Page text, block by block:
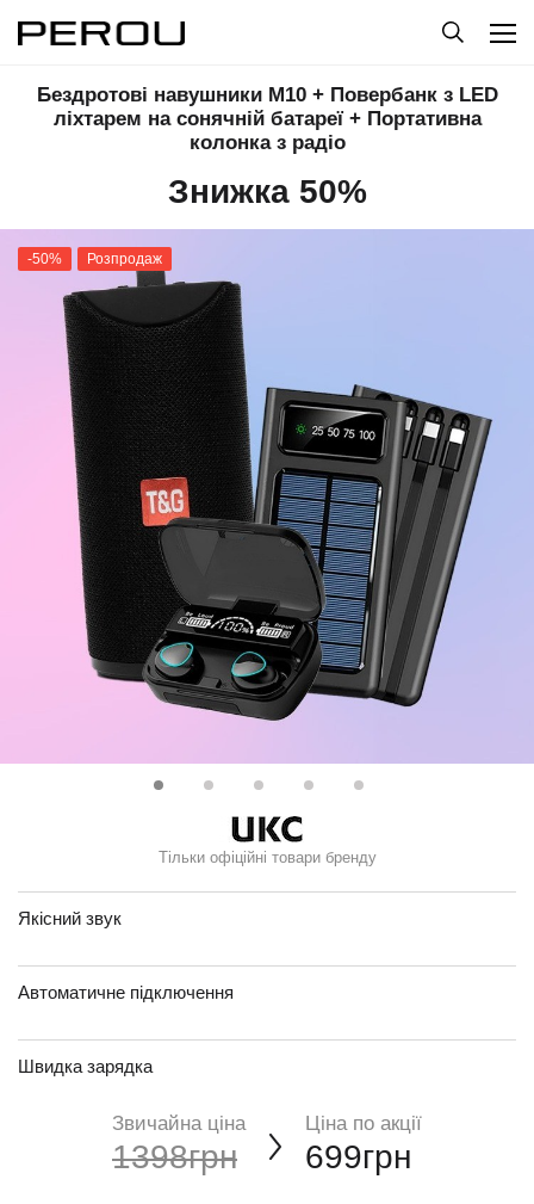
Бездротові навушники M10 + Повербанк з LED
ліхтарем на сонячній батареї + Портативна
колонка з радіо
Знижка 50%
-50% Розпродаж
Тільки офіційні товари бренду
Якісний звук
Автоматичне підключення
Швидка зарядка
Звичайна ціна
1398грн
Ціна по акції
699грн